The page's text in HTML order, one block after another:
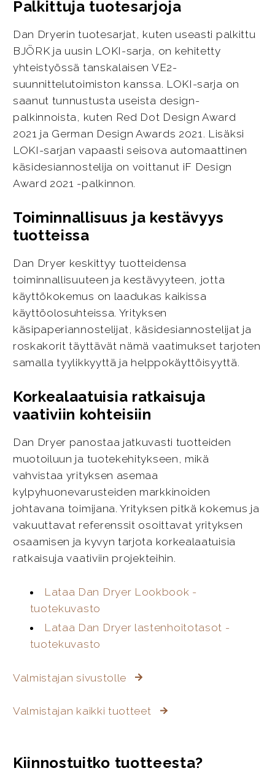
Palkittuja tuotesarjoja
Dan Dryerin tuotesarjat, kuten useasti palkittu
BJÖRK ja uusin LOKI-sarja, on kehitetty
yhteistyössä tanskalaisen VE2-
suunnittelutoimiston kanssa. LOKI-sarja on
saanut tunnustusta useista design-
palkinnoista, kuten Red Dot Design Award
2021 ja German Design Awards 2021. Lisäksi
LOKI-sarjan vapaasti seisova automaattinen
käsidesiannostelija on voittanut iF Design
Award 2021 -palkinnon.
Toiminnallisuus ja kestävyys
tuotteissa
Dan Dryer keskittyy tuotteidensa
toiminnallisuuteen ja kestävyyteen, jotta
käyttökokemus on laadukas kaikissa
käyttöolosuhteissa. Yrityksen
käsipaperiannostelijat, käsidesiannostelijat ja
roskakorit täyttävät nämä vaatimukset tarjoten
samalla tyylikkyyttä ja helppokäyttöisyyttä.
Korkealaatuisia ratkaisuja
vaativiin kohteisiin
Dan Dryer panostaa jatkuvasti tuotteiden
muotoiluun ja tuotekehitykseen, mikä
vahvistaa yrityksen asemaa
kylpyhuonevarusteiden markkinoiden
johtavana toimijana. Yrityksen pitkä kokemus ja
vakuuttavat referenssit osoittavat yrityksen
osaamisen ja kyvyn tarjota korkealaatuisia
ratkaisuja vaativiin projekteihin.
Lataa Dan Dryer Lookbook -
tuotekuvasto
Lataa Dan Dryer lastenhoitotasot -
tuotekuvasto
Valmistajan sivustolle
Valmistajan kaikki tuotteet
Kiinnostuitko tuotteesta?